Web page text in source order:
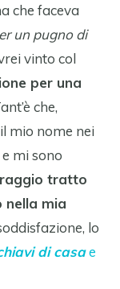
che faceva
un pugno di
vinto col
per una
che,
mio nome nei
mi sono
tratto
nella mia
lo
di casae